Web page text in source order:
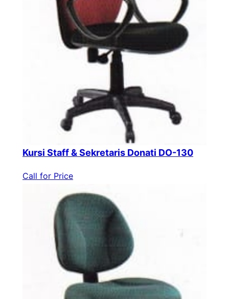
Kursi Staff & Sekretaris Donati DO-130
Call for Price